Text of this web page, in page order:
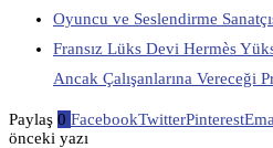
Oyuncu ve Seslendirme
Fransız Lüks Devi Hermès
Ancak Çalışanlarına Vereceği
Paylaş 0 FacebookTwitterPinterest
önceki yazı